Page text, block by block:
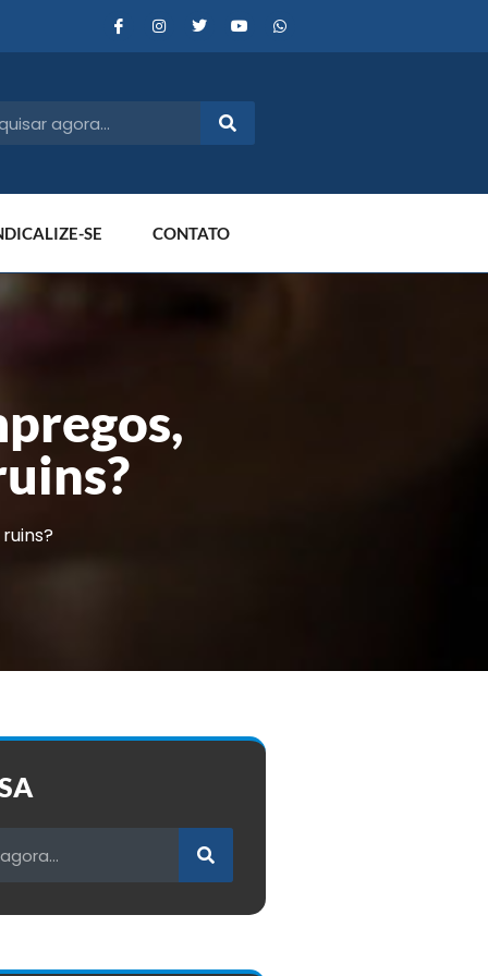
SE CONTATO